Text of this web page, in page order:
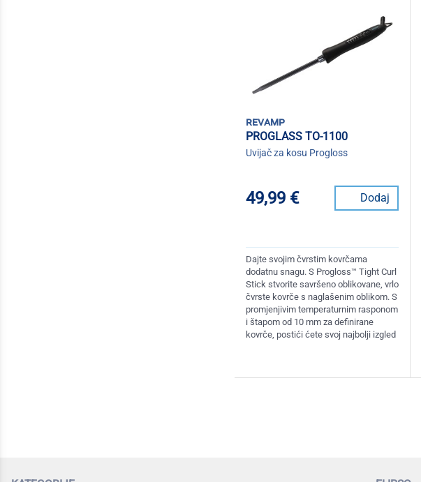
revamp
PROGLASS TO-1100
Uvijač za kosu Progloss
49,99 € Dodaj
Dajte svojim čvrstim kovrčama
dodatnu snagu. S Progloss™ Tight Curl
Stick stvorite savršeno oblikovane, vrlo
čvrste kovrče s naglašenim oblikom. S
promjenjivim temperaturnim rasponom
i štapom od 10 mm za definirane
kovrče, postići ćete svoj najbolji izgled